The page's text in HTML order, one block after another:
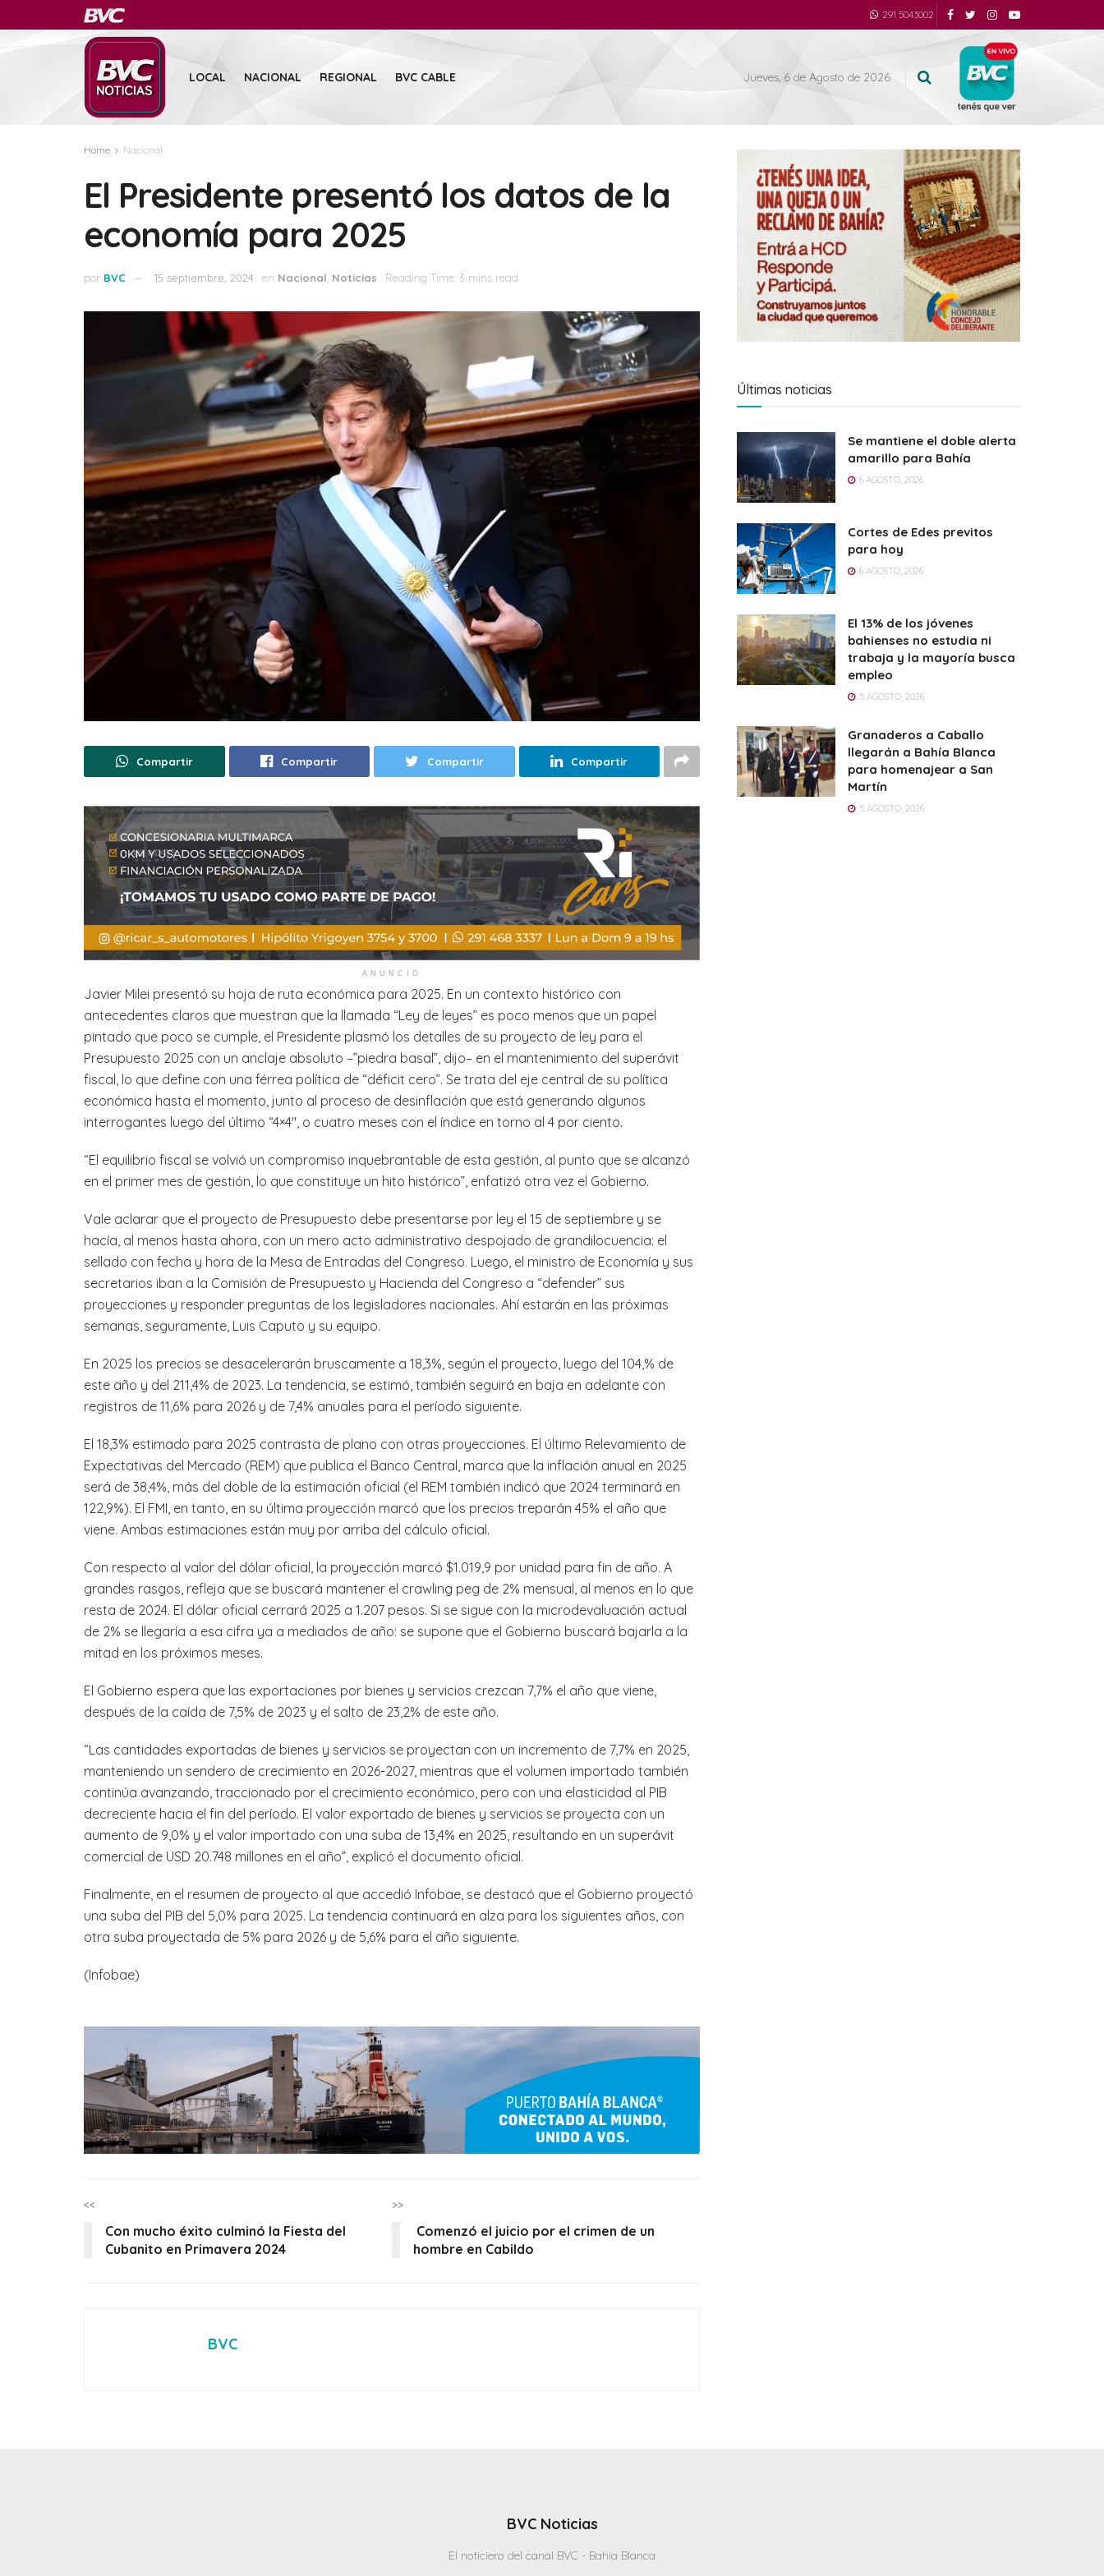
291 5043002
LOCAL NACIONAL REGIONAL BVC CABLE Jueves, 6 de Agosto de 2026
Home Nacional
El Presidente presentó los datos de la
economía para 2025
por BVC 15 septiembre, 2024 en Nacional Noticias Reading Time: 3 mins read
Compartir Compartir Compartir Compartir
ANUNCIO
Javier Milei presentó su hoja de ruta económica para 2025. En un contexto histórico con
antecedentes claros que muestran que la llamada “Ley de leyes” es poco menos que un papel
pintado que poco se cumple, el Presidente plasmó los detalles de su proyecto de ley para el
Presupuesto 2025 con un anclaje absoluto –”piedra basal”, dijo– en el mantenimiento del superávit
fiscal, lo que define con una férrea política de “déficit cero”. Se trata del eje central de su política
económica hasta el momento, junto al proceso de desinflación que está generando algunos
interrogantes luego del último “4×4″, o cuatro meses con el índice en torno al 4 por ciento.
“El equilibrio fiscal se volvió un compromiso inquebrantable de esta gestión, al punto que se alcanzó
en el primer mes de gestión, lo que constituye un hito histórico”, enfatizó otra vez el Gobierno.
Vale aclarar que el proyecto de Presupuesto debe presentarse por ley el 15 de septiembre y se
hacía, al menos hasta ahora, con un mero acto administrativo despojado de grandilocuencia: el
sellado con fecha y hora de la Mesa de Entradas del Congreso. Luego, el ministro de Economía y sus
secretarios iban a la Comisión de Presupuesto y Hacienda del Congreso a “defender” sus
proyecciones y responder preguntas de los legisladores nacionales. Ahí estarán en las próximas
semanas, seguramente, Luis Caputo y su equipo.
En 2025 los precios se desacelerarán bruscamente a 18,3%, según el proyecto, luego del 104,% de
este año y del 211,4% de 2023. La tendencia, se estimó, también seguirá en baja en adelante con
registros de 11,6% para 2026 y de 7,4% anuales para el período siguiente.
El 18,3% estimado para 2025 contrasta de plano con otras proyecciones. El último Relevamiento de
Expectativas del Mercado (REM) que publica el Banco Central, marca que la inflación anual en 2025
será de 38,4%, más del doble de la estimación oficial (el REM también indicó que 2024 terminará en
122,9%). El FMI, en tanto, en su última proyección marcó que los precios treparán 45% el año que
viene. Ambas estimaciones están muy por arriba del cálculo oficial.
Con respecto al valor del dólar oficial, la proyección marcó $1.019,9 por unidad para fin de año. A
grandes rasgos, refleja que se buscará mantener el crawling peg de 2% mensual, al menos en lo que
resta de 2024. El dólar oficial cerrará 2025 a 1.207 pesos. Si se sigue con la microdevaluación actual
de 2% se llegaría a esa cifra ya a mediados de año: se supone que el Gobierno buscará bajarla a la
mitad en los próximos meses.
El Gobierno espera que las exportaciones por bienes y servicios crezcan 7,7% el año que viene,
después de la caída de 7,5% de 2023 y el salto de 23,2% de este año.
“Las cantidades exportadas de bienes y servicios se proyectan con un incremento de 7,7% en 2025,
manteniendo un sendero de crecimiento en 2026-2027, mientras que el volumen importado también
continúa avanzando, traccionado por el crecimiento económico, pero con una elasticidad al PIB
decreciente hacia el fin del período. El valor exportado de bienes y servicios se proyecta con un
aumento de 9,0% y el valor importado con una suba de 13,4% en 2025, resultando en un superávit
comercial de USD 20.748 millones en el año”, explicó el documento oficial.
Finalmente, en el resumen de proyecto al que accedió Infobae, se destacó que el Gobierno proyectó
una suba del PIB del 5,0% para 2025. La tendencia continuará en alza para los siguientes años, con
otra suba proyectada de 5% para 2026 y de 5,6% para el año siguiente.
(Infobae)
<<
Con mucho éxito culminó la Fiesta del
Cubanito en Primavera 2024
>>
Comenzó el juicio por el crimen de un
hombre en Cabildo
BVC
Últimas noticias
Se mantiene el doble alerta
amarillo para Bahía
6 AGOSTO, 2026
Cortes de Edes previtos
para hoy
6 AGOSTO, 2026
El 13% de los jóvenes
bahienses no estudia ni
trabaja y la mayoría busca
empleo
5 AGOSTO, 2026
Granaderos a Caballo
llegarán a Bahía Blanca
para homenajear a San
Martín
5 AGOSTO, 2026
BVC Noticias
El noticiero del canal BVC - Bahia Blanca